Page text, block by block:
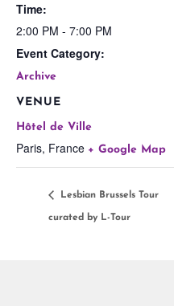
Time:
2:00 PM - 7:00 PM
Event Category:
Archive
VENUE
Hôtel de Ville
Paris, France + Google Map
Lesbian Brussels Tour
curated by L-Tour